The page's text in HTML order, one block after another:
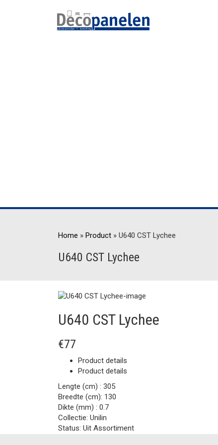
Home » Product » U640 CST Lychee
U640 CST Lychee
U640 CST Lychee
€77
Product details
Product details
Lengte (cm) : 305
Breedte (cm): 130
Dikte (mm) : 0.7
Collectie: Unilin
Status: Uit Assortiment